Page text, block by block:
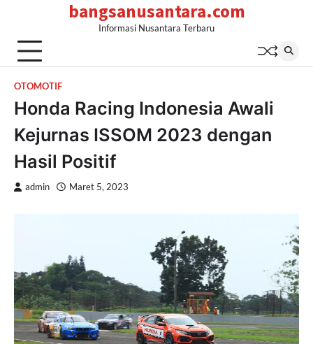
content
bangsanusantara.com
Informasi Nusantara Terbaru
OTOMOTIF
Honda Racing Indonesia Awali
Kejurnas ISSOM 2023 dengan
Hasil Positif
admin Maret 5, 2023